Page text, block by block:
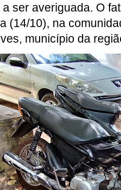
ser averiguada. O
(14/10), na
município da